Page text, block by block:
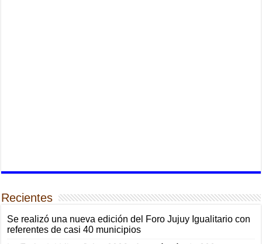
Recientes
Se realizó una nueva edición del Foro Jujuy Igualitario con
referentes de casi 40 municipios